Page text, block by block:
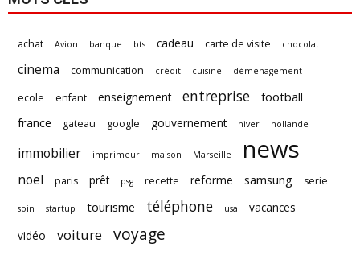
achat Avion banque bts cadeau carte de visite chocolat
cinema communication crédit cuisine déménagement
ecole enfant enseignement entreprise
football
france
gateau google gouvernement hiver hollande
immobilier imprimeur maison Marseille news
noel paris prêt psg recette reforme samsung serie
soin startup tourisme téléphone usa
vacances
vidéo
voiture voyage